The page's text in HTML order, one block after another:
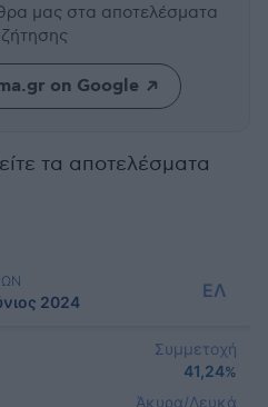
μας στα αποτελέσματα
on Google
τα αποτελέσματα